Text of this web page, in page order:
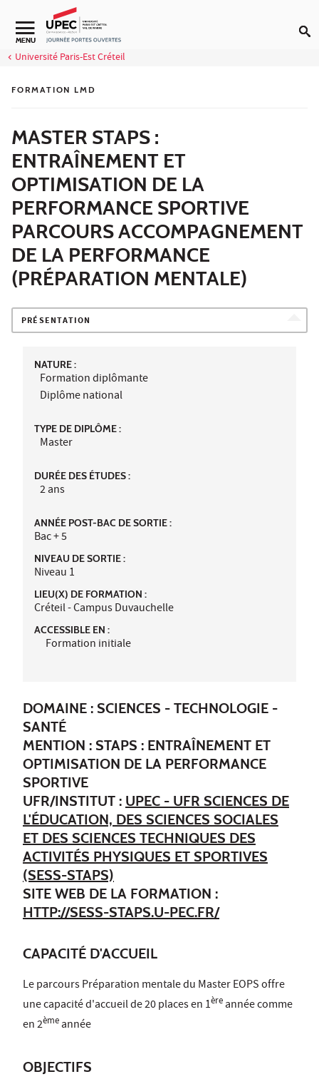
Aller au contenu
MENU
Université Paris-Est Créteil
FORMATION LMD
MASTER STAPS :
ENTRAÎNEMENT ET
OPTIMISATION DE LA
PERFORMANCE SPORTIVE
PARCOURS ACCOMPAGNEMENT
DE LA PERFORMANCE
(PRÉPARATION MENTALE)
PRÉSENTATION
NATURE :
Formation diplômante
Diplôme national
TYPE DE DIPLÔME :
Master
DURÉE DES ÉTUDES :
2 ans
ANNÉE POST-BAC DE SORTIE :
Bac + 5
NIVEAU DE SORTIE :
Niveau 1
LIEU(X) DE FORMATION :
Créteil - Campus Duvauchelle
ACCESSIBLE EN :
Formation initiale
DOMAINE : SCIENCES - TECHNOLOGIE -
SANTÉ
MENTION : STAPS : ENTRAÎNEMENT ET
OPTIMISATION DE LA PERFORMANCE
SPORTIVE
UFR/INSTITUT : UPEC - UFR SCIENCES DE
L'ÉDUCATION, DES SCIENCES SOCIALES
ET DES SCIENCES TECHNIQUES DES
ACTIVITÉS PHYSIQUES ET SPORTIVES
(SESS-STAPS)
SITE WEB DE LA FORMATION :
HTTP://SESS-STAPS.U-PEC.FR/
CAPACITÉ D'ACCUEIL
Le parcours Préparation mentale du Master EOPS offre
une capacité d'accueil de 20 places en 1èreannée comme
en 2èmeannée
OBJECTIFS